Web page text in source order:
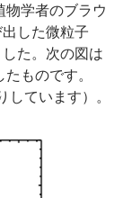
学者のブラウ
した微粒子
た。次の図は
ものです。
しています）。